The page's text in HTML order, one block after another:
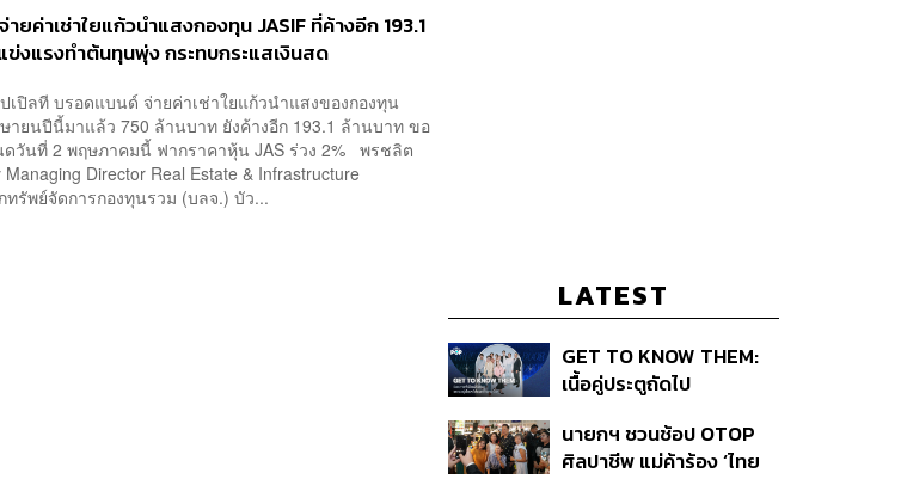
ยค่าเช่าใยแก้วนำแสงกองทุน JASIF ที่ค้างอีก 193.1
ข่งแรงทำต้นทุนพุ่ง กระทบกระแสเงินสด
เปิลที บรอดแบนด์ จ่ายค่าเช่าใยแก้วนำแสงของกองทุน
ษายนปีนี้มาแล้ว 750 ล้านบาท ยังค้างอีก 193.1 ล้านบาท ขอ
ดวันที่ 2 พฤษภาคมนี้ ฟากราคาหุ้น JAS ร่วง 2% พรชลิต
Director Real Estate & Infrastructure
ทรัพย์จัดการกองทุนรวม (บลจ.) บัว...
LATEST
GET TO KNOW THEM:
เนื้อคู่ประตูถัดไป
นายกฯ ชวนช้อป OTOP
ศิลปาชีพ แม่ค้าร้อง ‘ไทย